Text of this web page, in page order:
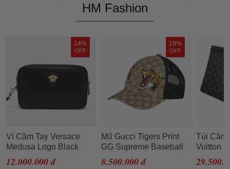
HM Fashion
14%
OFF
Ví Cầm Tay Versace
Medusa Logo Black
Leather Clutch
12.000.000 đ
19%
OFF
Mũ Gucci Tigers Print
GG Supreme Baseball
Beige Size L (Song Hổ)
8.500.000 đ
Túi Cầm
Vuitton
Damier